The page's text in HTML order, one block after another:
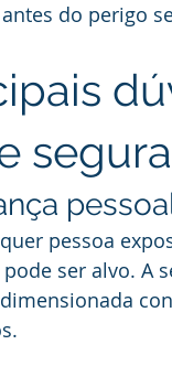
antes do perigo
pessoa
ser alvo. A
dimensionada